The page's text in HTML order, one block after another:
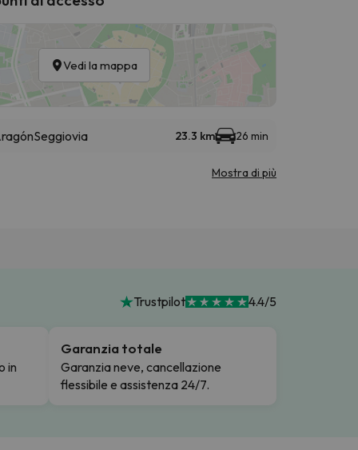
Vedi la mappa
Seggiovia 23.3 km 26 min
Mostra di più
Trustpilot 4.4/5
in
Garanzia totale
Garanzia neve, cancellazione
flessibile e assistenza 24/7.